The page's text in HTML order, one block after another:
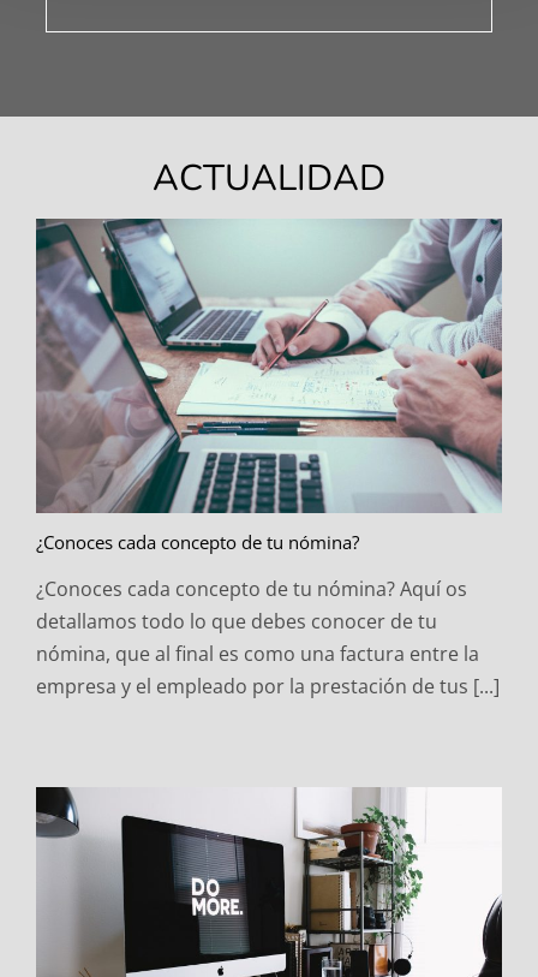
ACTUALIDAD
¿Conoces cada concepto de tu nómina?
¿Conoces cada concepto de tu nómina? Aquí os
detallamos todo lo que debes conocer de tu
nómina, que al final es como una factura entre la
empresa y el empleado por la prestación de tus [...]